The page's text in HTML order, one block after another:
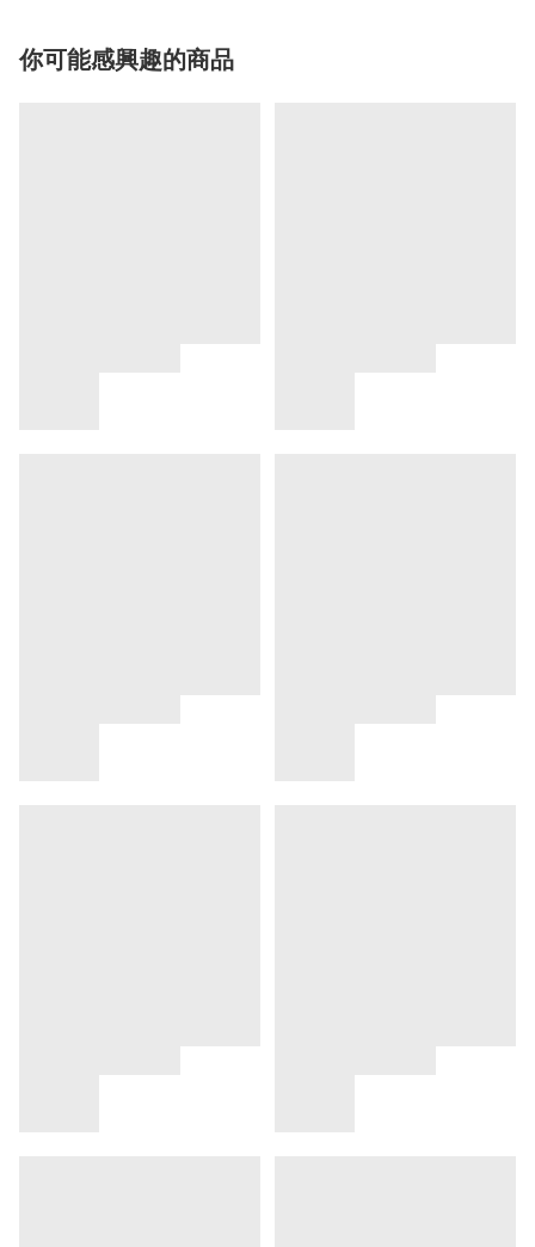
你可能感興趣的商品